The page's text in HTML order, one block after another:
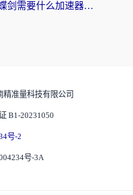
人在国外玩流星蝴蝶剑需要什么加速器？老玩家亲测的终极解决方案
精准量科技有限公司
B1-20231050
号-2
号-3A